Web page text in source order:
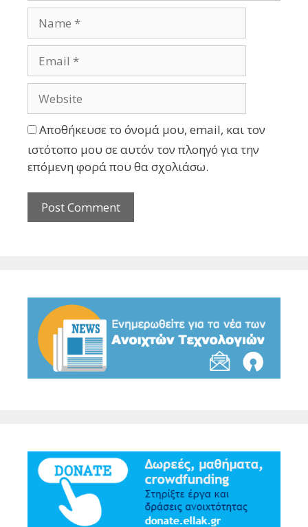
Αποθήκευσε το όνομά μου, email, και τον
ιστότοπο μου σε αυτόν τον πλοηγό για την
επόμενη φορά που θα σχολιάσω.